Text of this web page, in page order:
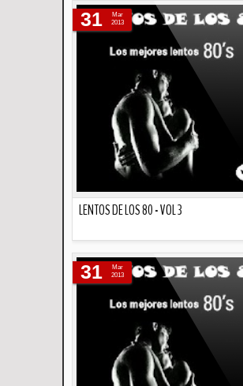
LENTOS DE LOS 80 - VOL 3
31
Mar
2013
31
Mar
2013